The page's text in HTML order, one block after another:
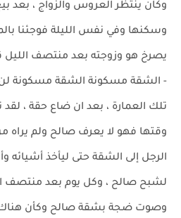
وكان ينتظر العروس والزواج ، بعد
وسكنها وفي نفس الليلة فوجئنا
يصرخ هو وزوجته بعد منتصف الليل
- الشقة مسكونة الشقة مسكونة
تلك العمارة ، بعد ان ضاع حقة ،
وقتها فهو لا يعرف صالح ولم يراه
الرجل إلى الشقة حتى ليأخذ أشيائه
لشبح صالح ، وكل يوم بعد منتصف
وصوت ضجة بشقة صالح وكأن هناك